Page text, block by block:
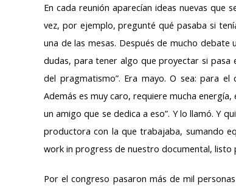
En cada reunión aparecían ideas nuevas que
vez, por ejemplo, pregunté qué pasaba si
una de las mesas. Después de mucho
dudas, para tener algo que proyectar si pasa
del pragmatismo”. Era mayo. O sea: para
Además es muy caro, requiere mucha
un amigo que se dedica a eso”. Y lo llamó. Y
productora con la que trabajaba, sumando
work in progress de nuestro documental,
Por el congreso pasaron más de mil